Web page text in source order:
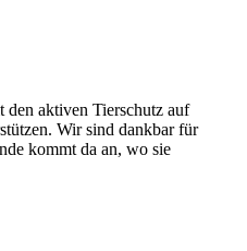
aktiven Tierschutz auf
Wir sind dankbar für
kommt da an, wo sie